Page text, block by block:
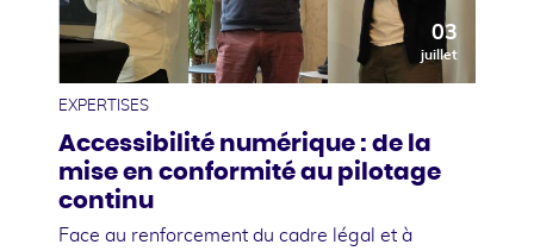
03
juillet
EXPERTISES
Accessibilité numérique : de la
mise en conformité au pilotage
continu
Face au renforcement du cadre légal et à